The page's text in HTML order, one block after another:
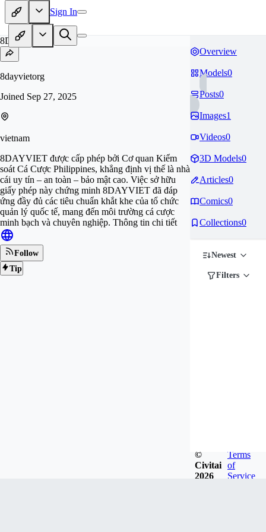
Sign In
8D
8dayvietorg
Joined Sep 27, 2025
vietnam
8DAYVIET được cấp phép bởi Cơ quan Kiểm
soát Cá Cược Philippines, khẳng định vị thế là nhà
cái uy tín – an toàn – bảo mật cao. Việc sở hữu
giấy phép này chứng minh 8DAYVIET đã đáp
ứng đầy đủ các tiêu chuẩn khắt khe của tổ chức
quản lý quốc tế, mang đến môi trường cá cược
minh bạch và chuyên nghiệp. Thông tin chi tiết
Follow
Tip
Overview
Models0
Posts0
Images1
Videos0
3D Models0
Articles0
Comics0
Collections0
Newest
Filters
©
Civitai
2026
Terms
of
Service